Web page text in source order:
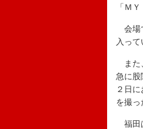
「Ｍ
会場
入っ
また
急に股
２日
を撮
福田